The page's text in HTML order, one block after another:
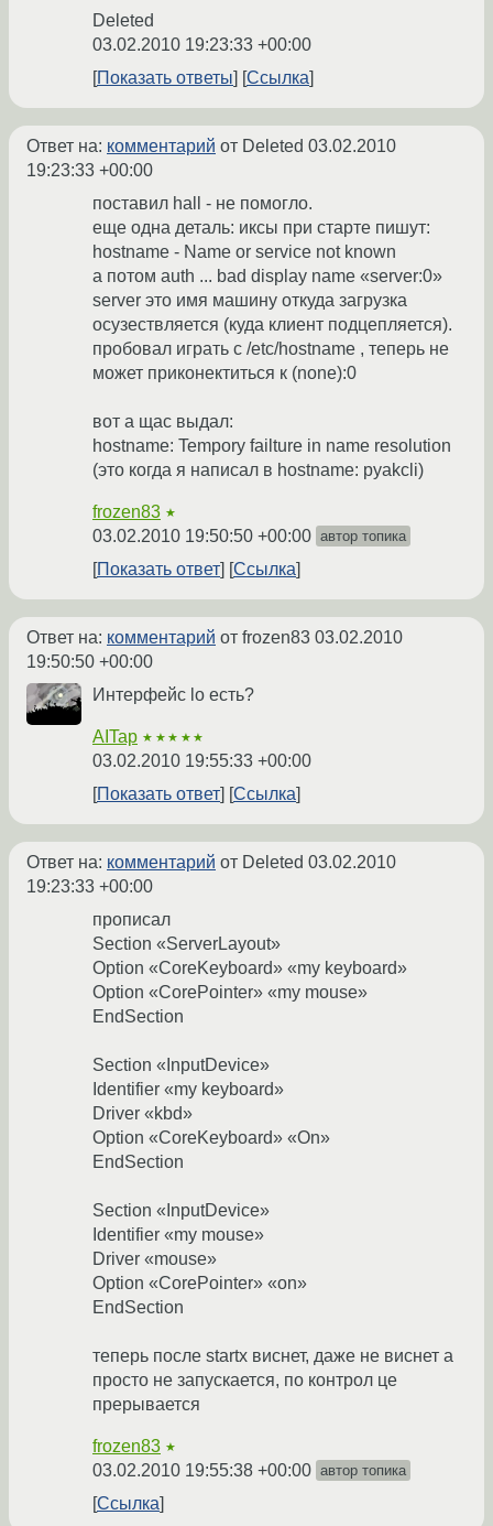
Deleted
03.02.2010 19:23:33 +00:00
Показать ответы
Ссылка
Ответ на: комментарий от Deleted 03.02.2010
19:23:33 +00:00
поставил hall - не помогло.
еще одна деталь: иксы при старте пишут:
hostname - Name or service not known
а потом auth ... bad display name «server:0»
server это имя машину откуда загрузка
осузествляется (куда клиент подцепляется).
пробовал играть с /etc/hostname , теперь не
может приконектиться к (none):0
вот а щас выдал:
hostname: Tempory failture in name resolution
(это когда я написал в hostname: pyakcli)
frozen83 ★
03.02.2010 19:50:50 +00:00 автор топика
Показать ответ Ссылка
Ответ на: комментарий от frozen83 03.02.2010
19:50:50 +00:00
Интерфейс lo есть?
AITap ★★★★★
03.02.2010 19:55:33 +00:00
Показать ответ
Ссылка
Ответ на: комментарий от Deleted 03.02.2010
19:23:33 +00:00
прописал
Section «ServerLayout»
Option «CoreKeyboard» «my keyboard»
Option «CorePointer» «my mouse»
EndSection
Section «InputDevice»
Identifier «my keyboard»
Driver «kbd»
Option «CoreKeyboard» «On»
EndSection
Section «InputDevice»
Identifier «my mouse»
Driver «mouse»
Option «CorePointer» «on»
EndSection
теперь после startx виснет, даже не виснет а
просто не запускается, по контрол це
прерывается
frozen83 ★
03.02.2010 19:55:38 +00:00 автор топика
Ссылка